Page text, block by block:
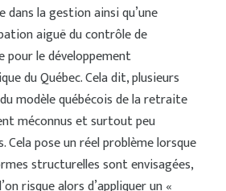
dans la gestion ainsi qu’une
aiguë du contrôle de
pour le développement
du Québec. Cela dit, plusieurs
modèle québécois de la retraite
méconnus et surtout peu
Cela pose un réel problème lorsque
structurelles sont envisagées,
risque alors d’appliquer un «